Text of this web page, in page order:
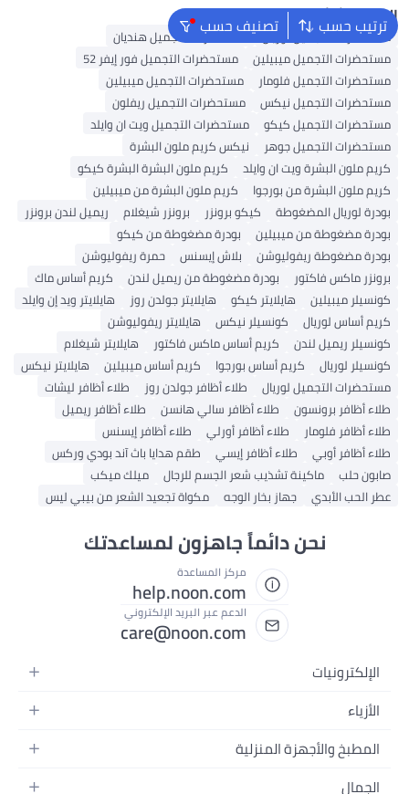
ترتيب حسب تصنيف حسب البحث الشائع
مستحضرات التجميل لوريال
مستحضرات التجميل هنديان
مستحضرات التجميل ميبيلين
مستحضرات التجميل فور إيفر 52
مستحضرات التجميل فلومار
مستحضرات التجميل ميبيلين
مستحضرات التجميل نيكس
مستحضرات التجميل ريفلون
مستحضرات التجميل كيكو
مستحضرات التجميل ويت ان وايلد
مستحضرات التجميل جوهر
نيكس كريم ملون البشرة
كريم ملون البشرة ويت ان وايلد
كريم ملون البشرة البشرة كيكو
كريم ملون البشرة من بورجوا
كريم ملون البشرة من ميبيلين
بودرة لوريال المضغوطة
كيكو برونزر برونزر شيغلام
ريميل لندن برونزر
بودرة مضغوطة من ميبيلين
بودرة مضغوطة من كيكو
بودرة مضغوطة ريفوليوشن
بلاش إيسنس
حمرة ريفوليوشن
برونزر ماكس فاكتور
بودرة مضغوطة من ريميل لندن
كريم أساس ماك
كونسيلر ميبيلين
هايلايتر كيكو هايلايتر جولدن روز
هايلايتر ويد إن وايلد
كريم أساس لوريال
كونسيلر نيكس
هايلايتر ريفوليوشن
كونسيلر ريميل لندن
كريم أساس ماكس فاكتور
هايلايتر شيغلام
كونسيلر لوريال
كريم أساس بورجوا كريم أساس ميبيلين
هايلايتر نيكس
مستحضرات التجميل لوريال
طلاء أظافر جولدن روز
طلاء أظافر ليشات
طلاء أظافر برونسون
طلاء أظافر سالي هانسن
طلاء أظافر ريميل
طلاء أظافر فلومار
طلاء أظافر أورلي
طلاء أظافر إيسنس
طلاء أظافر أوبي
طلاء أظافر إيسي
طقم هدايا باث آند بودي وركس
صابون حلب
ماكينة تشذيب شعر الجسم للرجال
ميلك ميكب
عطر الحب الأبدي
جهاز بخار الوجه مكواة تجعيد الشعر من بيبي ليس
نحن دائماً جاهزون لمساعدتك
مركز المساعدة
help.noon.com
الدعم عبر البريد الإلكتروني
care@noon.com
الإلكترونيات
الهواتف المتحركة
أجهزة الكمبيوتر المحمولة
التلفزيونات
الأزياء
أحذية رياضية رجالية
المطبخ والأجهزة المنزلية
الأجهزة الكبيرة
الجمال